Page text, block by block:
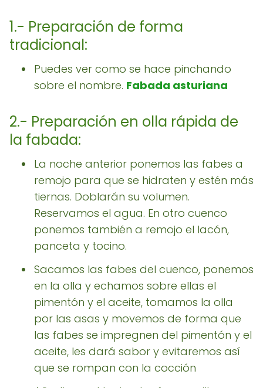
1.- Preparación de forma
tradicional:
Puedes ver como se hace pinchando
sobre el nombre. Fabada asturiana
2.- Preparación en olla rápida de
la fabada:
La noche anterior ponemos las fabes a
remojo para que se hidraten y estén más
tiernas. Doblarán su volumen.
Reservamos el agua. En otro cuenco
ponemos también a remojo el lacón,
panceta y tocino.
Sacamos las fabes del cuenco, ponemos
en la olla y echamos sobre ellas el
pimentón y el aceite, tomamos la olla
por las asas y movemos de forma que
las fabes se impregnen del pimentón y el
aceite, les dará sabor y evitaremos así
que se rompan con la cocción